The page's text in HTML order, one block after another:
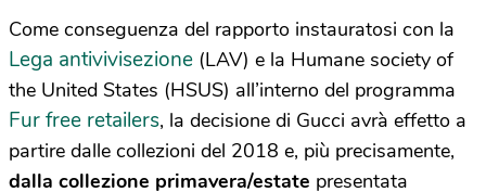
Come conseguenza del rapporto instauratosi con la
Lega antivivisezione (LAV) e la Humane society of
the United States (HSUS) all’interno del programma
Fur free retailers, la decisione di Gucci avrà effetto a
partire dalle collezioni del 2018 e, più precisamente,
dalla collezione primavera/estate presentata